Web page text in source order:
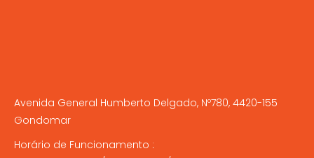
Avenida General Humberto Delgado, Nº780, 4420-155
Gondomar
Horário de Funcionamento :